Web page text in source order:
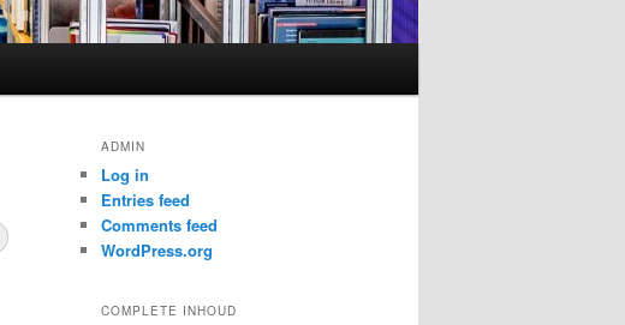
ADMIN
Log in
Entries feed
Comments feed
WordPress.org
COMPLETE INHOUD